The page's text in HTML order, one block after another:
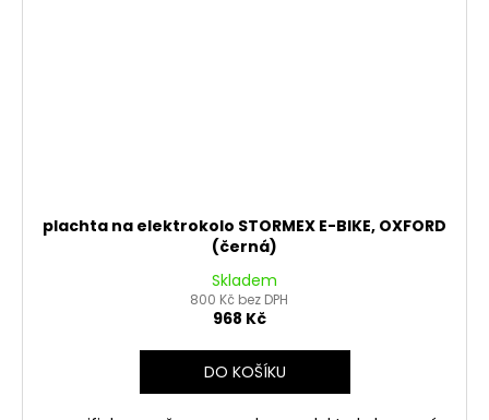
plachta na elektrokolo STORMEX E-BIKE, OXFORD
(černá)
Skladem
800 Kč bez DPH
968 Kč
DO KOŠÍKU